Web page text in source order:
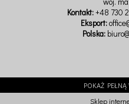
Kontakt:+48 730
Eksport:
Polska:
POKAŻ PEŁNĄ
Sklep